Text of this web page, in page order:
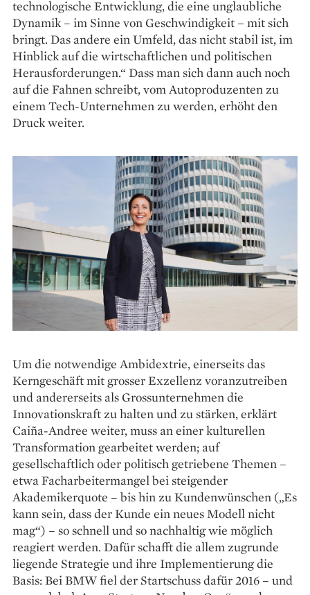
technologische Entwicklung, die eine unglaubliche
Dynamik – im Sinne von Geschwindigkeit – mit sich
bringt. Das andere ein Umfeld, das nicht stabil ist, im
Hinblick auf die wirtschaftlichen und politischen
Herausforderungen.“ Dass man sich dann auch noch
auf die Fahnen schreibt, vom Autoproduzenten zu
einem Tech-Unternehmen zu werden, erhöht den
Druck weiter.
Um die notwendige ­Ambidextrie, einerseits das
Kerngeschäft mit grosser Exzellenz voranzutreiben
und andererseits als Grossunternehmen die
Innovationskraft zu halten und zu stärken, erklärt
Caiña-Andree weiter, muss an einer kulturellen
Transformation gearbeitet werden; auf
gesellschaftlich oder politisch getriebene Themen –
etwa Facharbeitermangel bei steigender
Akademiker­quote – bis hin zu Kundenwünschen („Es
kann sein, dass der Kunde ein neues Modell nicht
mag“) – so schnell und so nachhaltig wie möglich
reagiert werden. Dafür schafft die allem zugrunde
liegende Strategie und ihre Implementierung die
Basis: Bei BMW fiel der Startschuss dafür 2016 – und